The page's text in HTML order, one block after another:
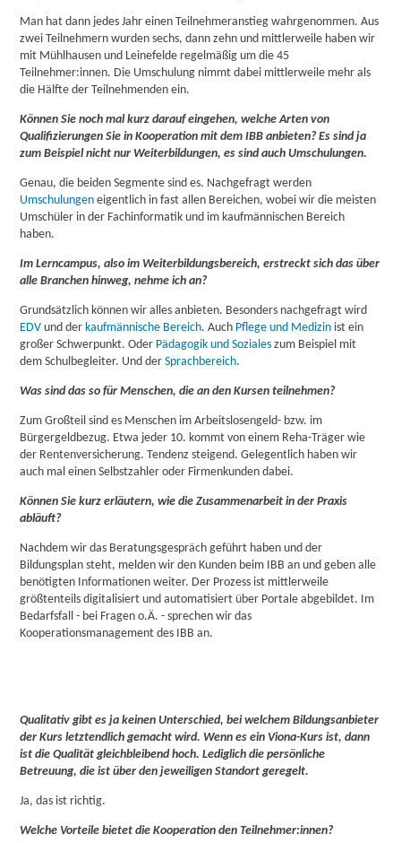
Man hat dann jedes Jahr einen Teilnehmeranstieg wahrgenommen. Aus
zwei Teilnehmern wurden sechs, dann zehn und mittlerweile haben wir
mit Mühlhausen und Leinefelde regelmäßig um die 45
Teilnehmer:innen. Die Umschulung nimmt dabei mittlerweile mehr als
die Hälfte der Teilnehmenden ein.
Können Sie noch mal kurz darauf eingehen, welche Arten von
Qualifizierungen Sie in Kooperation mit dem IBB anbieten? Es sind ja
zum Beispiel nicht nur Weiterbildungen, es sind auch Umschulungen.
Genau, die beiden Segmente sind es. Nachgefragt werden
Umschulungen eigentlich in fast allen Bereichen, wobei wir die meisten
Umschüler in der Fachinformatik und im kaufmännischen Bereich
haben.
Im Lerncampus, also im Weiterbildungsbereich, erstreckt sich das über
alle Branchen hinweg, nehme ich an?
Grundsätzlich können wir alles anbieten. Besonders nachgefragt wird
EDV und der kaufmännische Bereich. Auch Pflege und Medizin ist ein
großer Schwerpunkt. Oder Pädagogik und Soziales zum Beispiel mit
dem Schulbegleiter. Und derSprachbereich.
Was sind das so für Menschen, die an den Kursen teilnehmen?
Zum Großteil sind es Menschen im Arbeitslosengeld- bzw. im
Bürgergeldbezug. Etwa jeder 10. kommt von einem Reha-Träger wie
der Rentenversicherung. Tendenz steigend. Gelegentlich haben wir
auch mal einen Selbstzahler oder Firmenkunden dabei.
Können Sie kurz erläutern, wie die Zusammenarbeit in der Praxis
abläuft?
Nachdem wir das Beratungsgespräch geführt haben und der
Bildungsplan steht, melden wir den Kunden beim IBB an und geben alle
benötigten Informationen weiter. Der Prozess ist mittlerweile
größtenteils digitalisiert und automatisiert über Portale abgebildet. Im
Bedarfsfall - bei Fragen o.Ä. - sprechen wir das
Kooperationsmanagement des IBB an.
Qualitativ gibt es ja keinen Unterschied, bei welchem Bildungsanbieter
der Kurs letztendlich gemacht wird. Wenn es ein Viona-Kurs ist, dann
ist die Qualität gleichbleibend hoch. Lediglich die persönliche
Betreuung, die ist über den jeweiligen Standort geregelt.
Ja, das ist richtig.
Welche Vorteile bietet die Kooperation den Teilnehmer:innen?